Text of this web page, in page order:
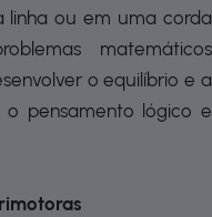
linha ou em uma corda
matemáticos
o equilíbrio e a
pensamento lógico e